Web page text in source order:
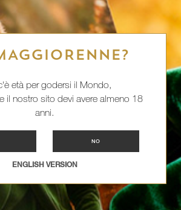
età per godersi il Mondo,
il nostro sito devi avere almeno 18
anni.
NO
ENGLISH VERSION